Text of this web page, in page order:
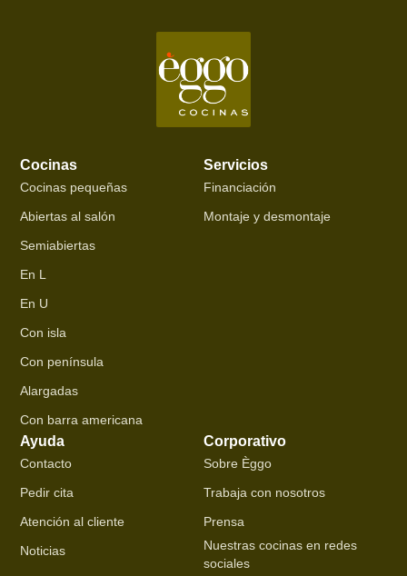
Cocinas
Cocinas pequeñas
Abiertas al salón
Semiabiertas
En L
En U
Con isla
Con península
Alargadas
Con barra americana
Servicios
Financiación
Montaje y desmontaje
Ayuda
Contacto
Pedir cita
Atención al cliente
Noticias
Corporativo
Sobre Èggo
Trabaja con nosotros
Prensa
Nuestras cocinas en redes
sociales